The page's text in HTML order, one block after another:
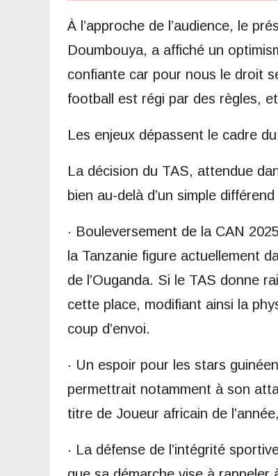
À l’approche de l’audience, le
Doumbouya, a affiché un
confiante car pour nous le droit
football est régi par des règles,
Les enjeux dépassent le cadre
La décision du TAS, attendue
bien au-delà d’un simple
· Bouleversement de la CAN
la Tanzanie figure actuellement
de l’Ouganda. Si le TAS donne
cette place, modifiant ainsi la
coup d’envoi.
· Un espoir pour les stars
permettrait notamment à son
titre de Joueur africain de
· La défense de l’intégrité